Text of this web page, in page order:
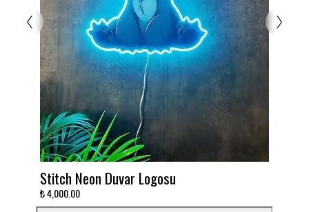
Stitch Neon Duvar Logosu
₺ 4,000.00